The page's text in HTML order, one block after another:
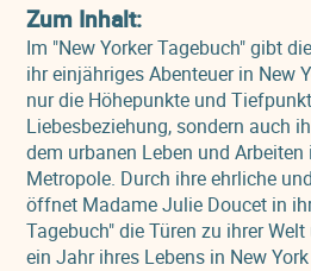
Zum Inhalt:
Im "New Yorker Tagebuch" gibt
ihr einjähriges Abenteuer in New
nur die Höhepunkte und
Liebesbeziehung, sondern auch
dem urbanen Leben und
Metropole. Durch ihre ehrliche
öffnet Madame Julie Doucet in
Tagebuch" die Türen zu ihrer
ein Jahr ihres Lebens in New